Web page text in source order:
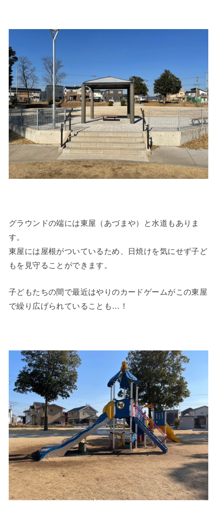
グラウンドの端には東屋（あづまや）と水道もありま
す。
東屋には屋根がついているため、日焼けを気にせず子ど
もを見守ることができます。
子どもたちの間で最近はやりのカードゲームがこの東屋
で繰り広げられていることも…！